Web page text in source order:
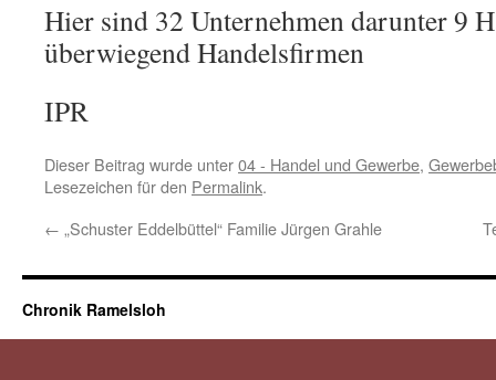
Hier sind 32 Unternehmen darunter 9
überwiegend Handelsfirmen
IPR
Dieser Beitrag wurde unter04 - Handel und Gewerbe,
Lesezeichen für den Permalink.
← „Schuster Eddelbüttel“ Familie Jürgen Grahle
Chronik Ramelsloh